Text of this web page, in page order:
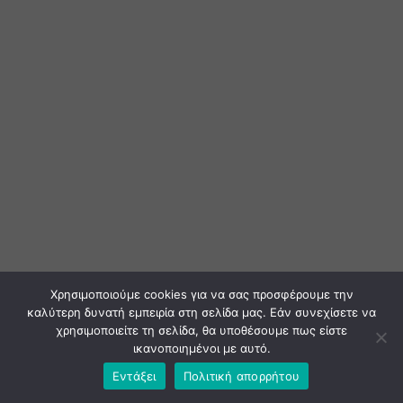
Χρησιμοποιούμε cookies για να σας προσφέρουμε την
καλύτερη δυνατή εμπειρία στη σελίδα μας. Εάν συνεχίσετε να
χρησιμοποιείτε τη σελίδα, θα υποθέσουμε πως είστε
ικανοποιημένοι με αυτό.
Εντάξει
Πολιτική απορρήτου